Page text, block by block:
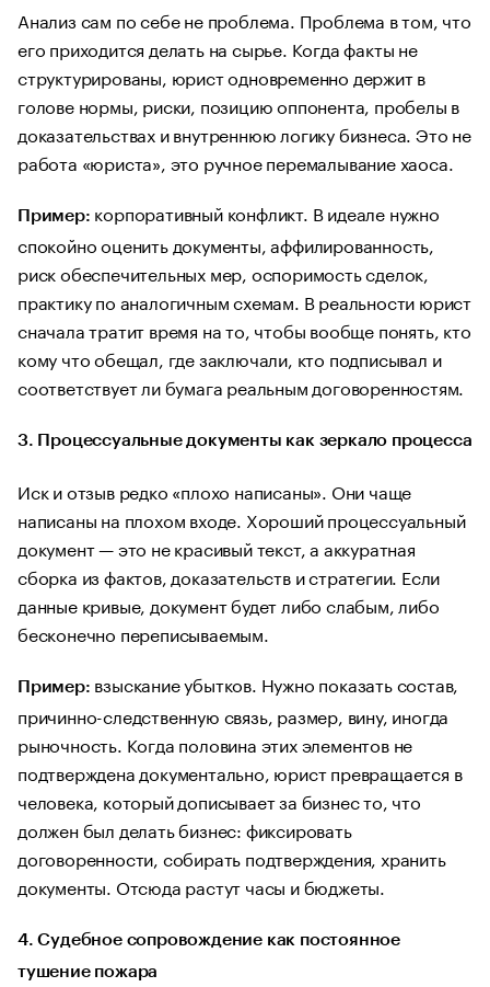
Анализ сам по себе не проблема. Проблема в том, что
его приходится делать на сырье. Когда факты не
структурированы, юрист одновременно держит в
голове нормы, риски, позицию оппонента, пробелы в
доказательствах и внутреннюю логику бизнеса. Это не
работа «юриста», это ручное перемалывание хаоса.
Пример: корпоративный конфликт. В идеале нужно
спокойно оценить документы, аффилированность,
риск обеспечительных мер, оспоримость сделок,
практику по аналогичным схемам. В реальности юрист
сначала тратит время на то, чтобы вообще понять, кто
кому что обещал, где заключали, кто подписывал и
соответствует ли бумага реальным договоренностям.
3. Процессуальные документы как зеркало процесса
Иск и отзыв редко «плохо написаны». Они чаще
написаны на плохом входе. Хороший процессуальный
документ — это не красивый текст, а аккуратная
сборка из фактов, доказательств и стратегии. Если
данные кривые, документ будет либо слабым, либо
бесконечно переписываемым.
Пример: взыскание убытков. Нужно показать состав,
причинно-следственную связь, размер, вину, иногда
рыночность. Когда половина этих элементов не
подтверждена документально, юрист превращается в
человека, который дописывает за бизнес то, что
должен был делать бизнес: фиксировать
договоренности, собирать подтверждения, хранить
документы. Отсюда растут часы и бюджеты.
4. Судебное сопровождение как постоянное
тушение пожара